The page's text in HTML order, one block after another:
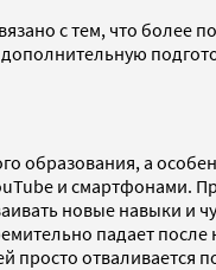
с тем, что
образования, а
и смартфонами.
новые навыки и
падает
просто